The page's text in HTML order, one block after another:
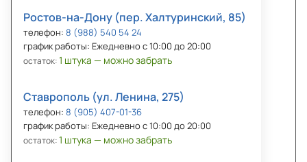
Ростов-на-Дону (пер. Халтуринский, 85)
телефон: 8 (988) 540 54 24
график работы: Ежедневно с 10:00 до 20:00
остаток:1 штука — можно забрать
Ставрополь (ул. Ленина, 275)
телефон: 8 (905) 407-01-36
график работы: Ежедневно с 10:00 до 20:00
остаток:1 штука — можно забрать